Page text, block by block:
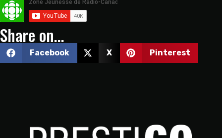
Share on...
Facebook X Pinterest